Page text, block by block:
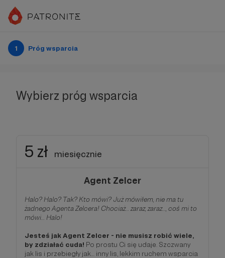
1 Próg wsparcia
Wybierz próg wsparcia
5 zł miesięcznie
Agent Zelcer
Halo? Halo? Tak? Kto mówi? Już mówiłem, nie ma tu
żadnego Agenta Zelcera! Chociaż… zaraz, zaraz…, coś mi to
mówi… Halo!
Jesteś jak Agent Zelcer - nie musisz robić wiele,
by zdziałać cuda! Po prostu Ci się udaje. Szczwany
jak lis i przebiegły jak… inny lis, lekkim ruchem wsparcia